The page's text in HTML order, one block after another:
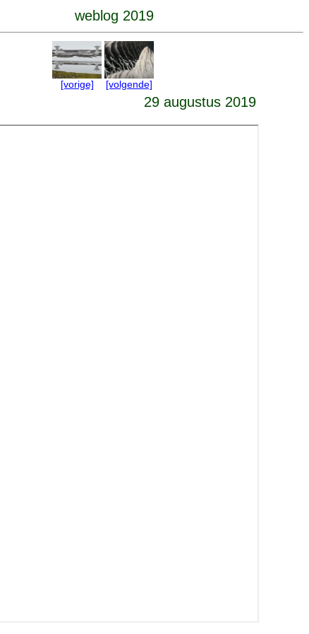
weblog 2019
[vorige] [volgende]
29 augustus 2019